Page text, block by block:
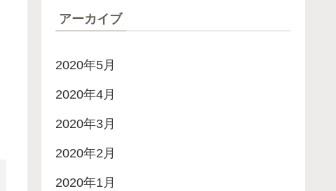
アーカイブ
2020年5月
2020年4月
2020年3月
2020年2月
2020年1月